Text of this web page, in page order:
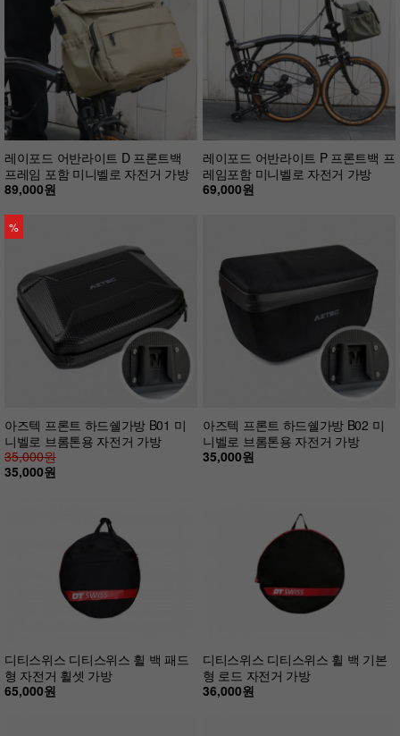
레이포드 어반라이트 D 프론트백
프레임 포함 미니벨로 자전거 가방
89,000원
레이포드 어반라이트 P 프론트백 프
레임포함 미니벨로 자전거 가방
69,000원
%
아즈텍 프론트 하드쉘가방 B01 미
니벨로 브롬톤용 자전거 가방
35,000원
35,000원
아즈텍 프론트 하드쉘가방 B02 미
니벨로 브롬톤용 자전거 가방
35,000원
디티스위스 디티스위스 휠 백 패드
형 자전거 휠셋 가방
65,000원
디티스위스 디티스위스 휠 백 기본
형 로드 자전거 가방
36,000원